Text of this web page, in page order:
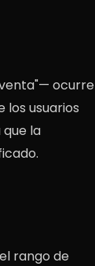
los usuarios
la
rango de